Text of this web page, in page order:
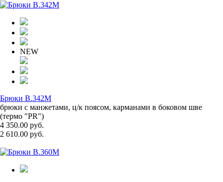
NEW
Брюки B.342M
брюки с манжетами, ц/к поясом, карманами в боковом шве
(термо "PR")
4 350.00 руб.
2 610.00 руб.